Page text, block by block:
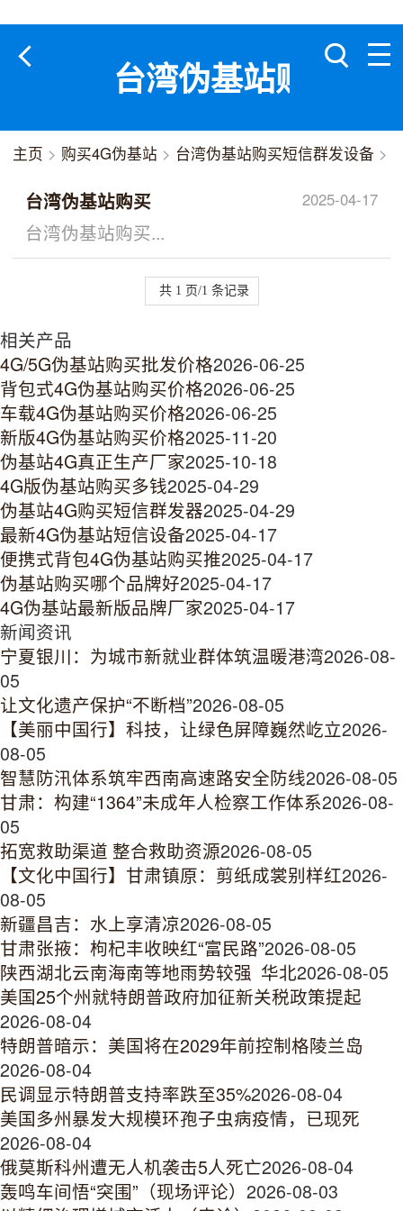
台湾伪基站购买短
主页 > 购买4G伪基站 > 台湾伪基站购买短信群发设备 >
2025-04-17
台湾伪基站购买
台湾伪基站购买...
共 1 页/1 条记录
相关产品
4G/5G伪基站购买批发价格2026-06-25
背包式4G伪基站购买价格2026-06-25
车载4G伪基站购买价格2026-06-25
新版4G伪基站购买价格2025-11-20
伪基站4G真正生产厂家2025-10-18
4G版伪基站购买多钱2025-04-29
伪基站4G购买短信群发器2025-04-29
最新4G伪基站短信设备2025-04-17
便携式背包4G伪基站购买推2025-04-17
伪基站购买哪个品牌好2025-04-17
4G伪基站最新版品牌厂家2025-04-17
新闻资讯
宁夏银川：为城市新就业群体筑温暖港湾2026-08-
05
让文化遗产保护“不断档”2026-08-05
【美丽中国行】科技，让绿色屏障巍然屹立2026-
08-05
智慧防汛体系筑牢西南高速路安全防线2026-08-05
甘肃：构建“1364”未成年人检察工作体系2026-08-
05
拓宽救助渠道 整合救助资源2026-08-05
【文化中国行】甘肃镇原：剪纸成裳别样红2026-
08-05
新疆昌吉：水上享清凉2026-08-05
甘肃张掖：枸杞丰收映红“富民路”2026-08-05
陕西湖北云南海南等地雨势较强 华北2026-08-05
美国25个州就特朗普政府加征新关税政策提起
2026-08-04
特朗普暗示：美国将在2029年前控制格陵兰岛
2026-08-04
民调显示特朗普支持率跌至35%2026-08-04
美国多州暴发大规模环孢子虫病疫情，已现死
2026-08-04
俄莫斯科州遭无人机袭击5人死亡2026-08-04
轰鸣车间悟“突围”（现场评论） 2026-08-03